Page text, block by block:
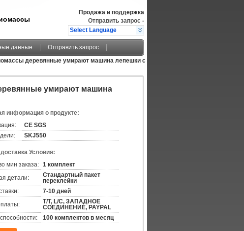
Продажа и поддержка
Отправить запрос -
Select Language
данные
Отправить запрос
деревянные умирают машина лепешки с
умирают машина
информация о продукте:
CE SGS
SKJ550
Условия:
мин заказа: 1 комплект
детали:
Стандартный пакет
переклейки
7-10 дней
T/T, L/C, ЗАПАДНОЕ
СОЕДИНЕНИЕ, PAYPAL
100 комплектов в месяц